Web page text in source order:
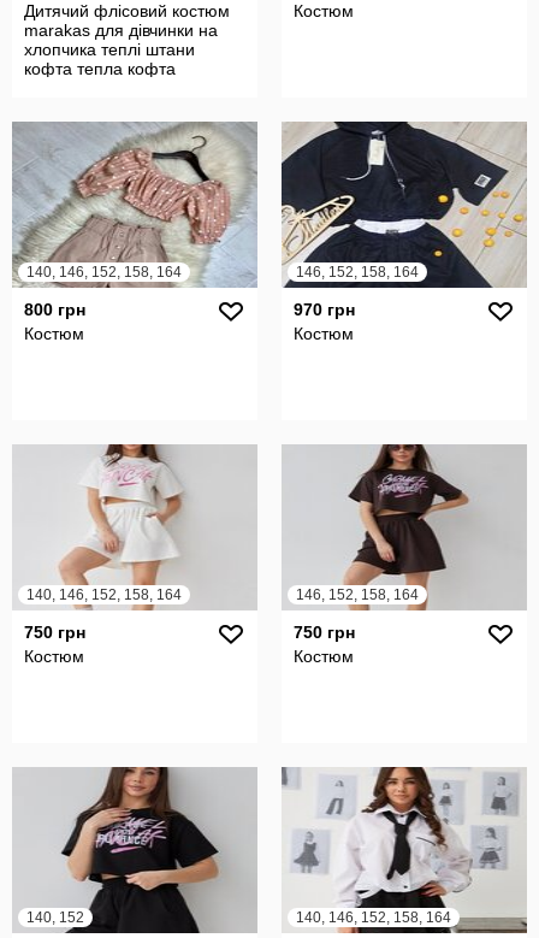
Дитячий флісовий костюм
marakas для дівчинки на
хлопчика теплі штани
кофта тепла кофта
Костюм
140, 146, 152, 158, 164
800 грн
Костюм
146, 152, 158, 164
970 грн
Костюм
140, 146, 152, 158, 164
750 грн
Костюм
146, 152, 158, 164
750 грн
Костюм
140, 152 140, 146, 152, 158, 164